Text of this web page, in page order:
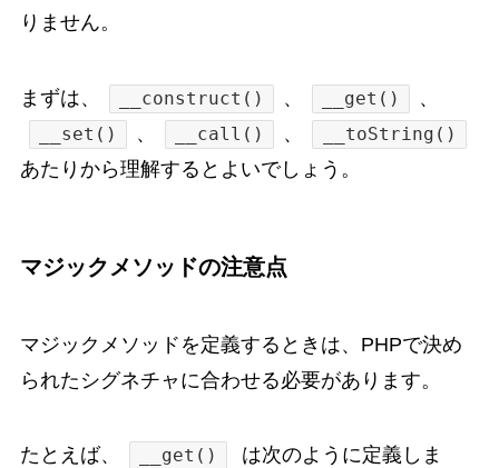
りません。
まずは、 __construct() 、 __get() 、
__set() 、 __call() 、 __toString()
あたりから理解するとよいでしょう。
マジックメソッドの注意点
マジックメソッドを定義するときは、PHPで決め
られたシグネチャに合わせる必要があります。
たとえば、 __get()
は次のように定義しま